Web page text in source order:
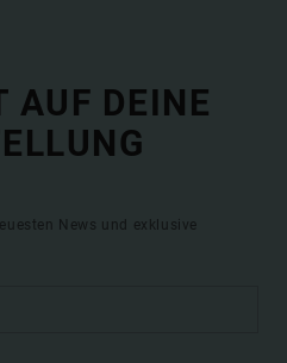
AUF DEINE
News und exklusive